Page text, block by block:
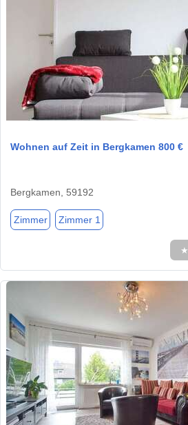
Wohnen auf Zeit in Bergkamen 800 €
Bergkamen, 59192
Zimmer Zimmer 1
★